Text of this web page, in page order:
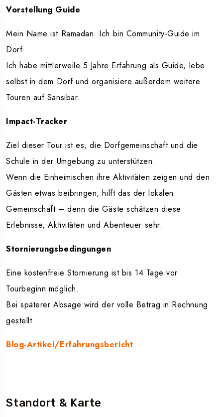
Vorstellung Guide
Mein Name ist Ramadan. Ich bin Community-Guide im
Dorf.
Ich habe mittlerweile 5 Jahre Erfahrung als Guide, lebe
selbst in dem Dorf und organisiere außerdem weitere
Touren auf Sansibar.
Impact-Tracker
Ziel dieser Tour ist es, die Dorfgemeinschaft und die
Schule in der Umgebung zu unterstützen.
Wenn die Einheimischen ihre Aktivitäten zeigen und den
Gästen etwas beibringen, hilft das der lokalen
Gemeinschaft – denn die Gäste schätzen diese
Erlebnisse, Aktivitäten und Abenteuer sehr.
Stornierungsbedingungen
Eine kostenfreie Stornierung ist bis 14 Tage vor
Tourbeginn möglich.
Bei späterer Absage wird der volle Betrag in Rechnung
gestellt.
Blog-Artikel/Erfahrungsbericht
Standort & Karte